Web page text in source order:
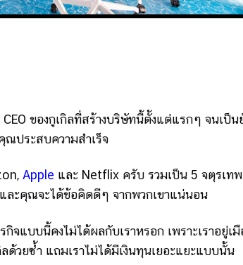
ของกูเกิลที่สร้างบริษัทนี้ตั้งแต่แรกๆ จนเป็น
ณประสบความสำเร็จ
Apple และ Netflix ครับ รวมเป็น 5 จตุรเท
ละคุณจะได้ข้อคิดดีๆ จากพวกเขาแน่นอน
แบบนี้คงไม่ได้ผลกับเราหรอก เพราะเราอยู่เมื
ด้วยซ้ำ แถมเราไม่ได้มีเงินทุนเยอะแยะแบบนั้น